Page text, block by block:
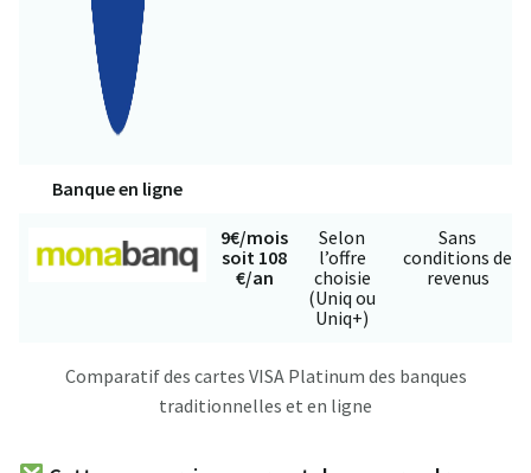
Banque en ligne
9€/mois
soit 108
€/an
Selon
l’offre
choisie
(Uniq ou
Uniq+)
Sans
conditions de
revenus
Comparatif des cartes VISA Platinum des banques
traditionnelles et en ligne